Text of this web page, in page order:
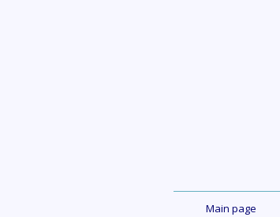
Main page